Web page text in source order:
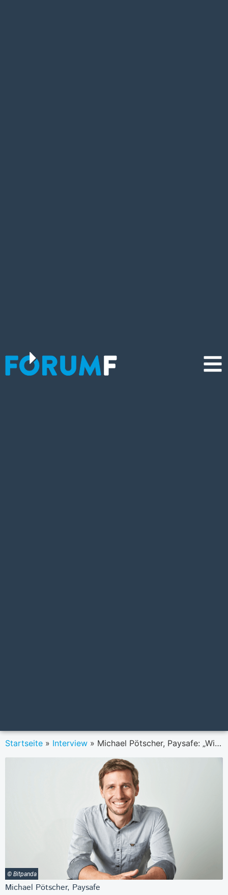
Startseite » Interview » Michael Pötscher, Paysafe: „Wir sind stolz darauf, dass wir vor Kurzem in Österreich mit der neuen ‚Account & Card‘-Lösung auf den Markt gehen konnten.”
© Bitpanda
Michael Pötscher, Paysafe